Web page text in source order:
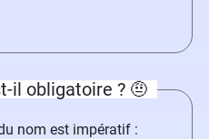
il obligatoire ? 🤨
nom est impératif :